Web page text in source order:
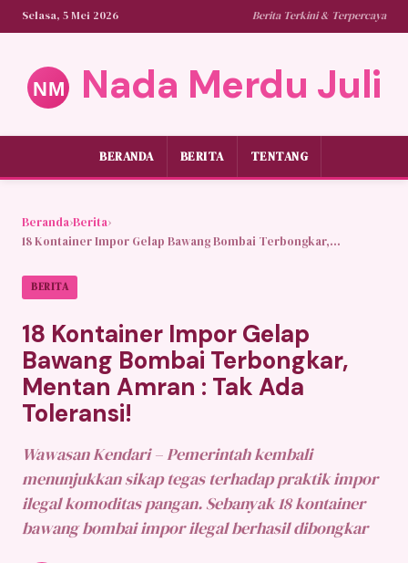
Selasa, 5 Mei 2026 Berita Terkini & Terpercaya
Nada Merdu Juli
BERANDA BERITA TENTANG
Beranda›Berita›
18 Kontainer Impor Gelap Bawang Bombai Terbongkar,...
BERITA
18 Kontainer Impor Gelap
Bawang Bombai Terbongkar,
Mentan Amran : Tak Ada
Toleransi!
Wawasan Kendari – Pemerintah kembali
menunjukkan sikap tegas terhadap praktik impor
ilegal komoditas pangan. Sebanyak 18 kontainer
bawang bombai impor ilegal berhasil dibongkar